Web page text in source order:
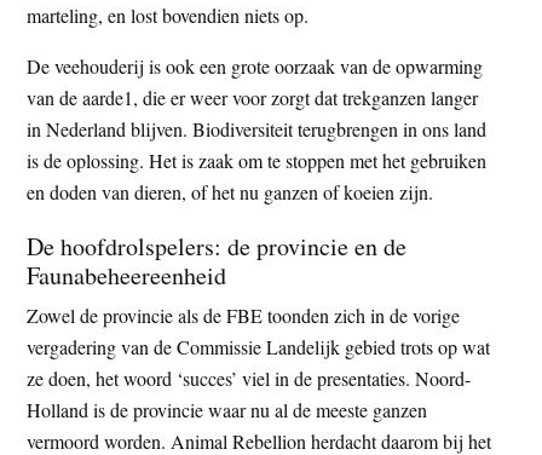
marteling, en lost bovendien niets op.
De veehouderij is ook een grote oorzaak van de opwarming
van de aarde1, die er weer voor zorgt dat trekganzen langer
in Nederland blijven. Biodiversiteit terugbrengen in ons land
is de oplossing. Het is zaak om te stoppen met het gebruiken
en doden van dieren, of het nu ganzen of koeien zijn.
De hoofdrolspelers: de provincie en de
Faunabeheereenheid
Zowel de provincie als de FBE toonden zich in de vorige
vergadering van de Commissie Landelijk gebied trots op wat
ze doen, het woord ‘succes’ viel in de presentaties. Noord-
Holland is de provincie waar nu al de meeste ganzen
vermoord worden. Animal Rebellion herdacht daarom bij het